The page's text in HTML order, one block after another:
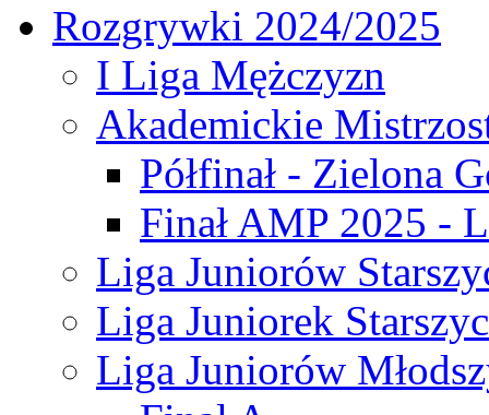
Rozgrywki 2024/2025
I Liga Mężczyzn
Akademickie
Półfinał - Zielona
Finał AMP 2025 -
Liga Juniorów
Liga Juniorek
Liga Juniorów